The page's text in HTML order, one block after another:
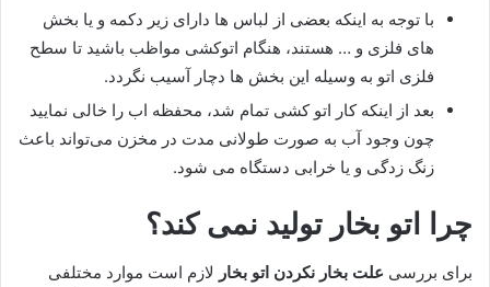
با توجه به اینکه بعضی از لباس ها دارای زیر دکمه و یا بخش
های فلزی و … هستند، هنگام اتوکشی مواظب باشید تا سطح
فلزی اتو به وسیله این بخش ها دچار آسیب نگردد.
بعد از اینکه کار اتو کشی تمام شد، محفظه اب را خالی نمایید
چون وجود آب به صورت طولانی مدت در مخزن می‌تواند باعث
زنگ زدگی و یا خرابی دستگاه می شود.
چرا اتو بخار تولید نمی کند؟
برای بررسی علت بخار نکردن اتو بخار لازم است موارد مختلفی